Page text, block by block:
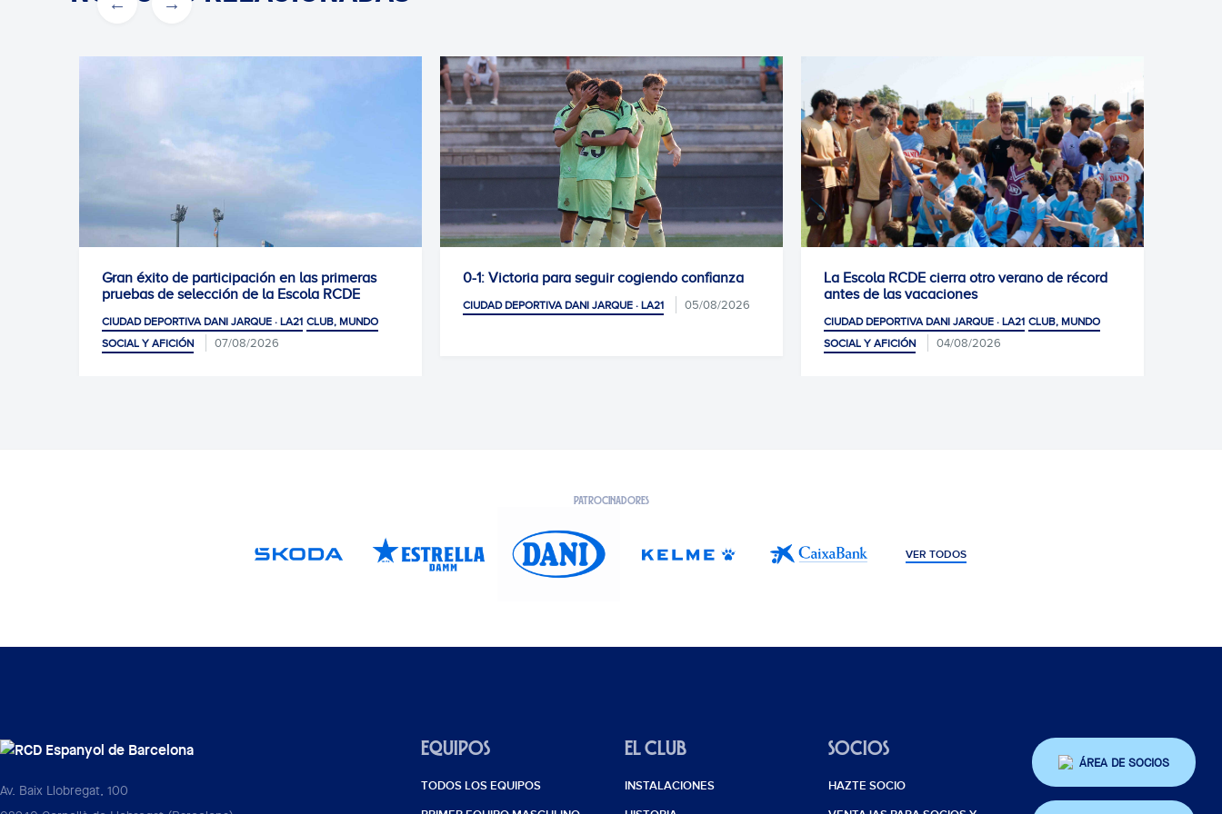
en las primeras
la Escola RCDE
CLUB, MUNDO
0-1: Victoria para seguir cogiendo confianza
05/08/2026
La Escola RCDE cierra otro verano de récord
antes de las vacaciones
CLUB, MUNDO
1-1: Empate de mérito
PATROCINADORES
VER TODOS
Av. Baix Llobregat, 100
EQUIPOS
TODOS LOS EQUIPOS
EL CLUB
INSTALACIONES
SOCIOS
HAZTE SOCIO
ÁREA DE SOCIOS